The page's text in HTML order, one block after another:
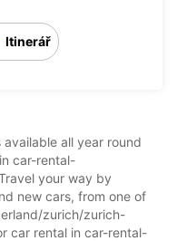
Itinerář
available all year round
car-rental-
your way by
new cars, from one of
zurich/zurich-
car rental in car-rental-